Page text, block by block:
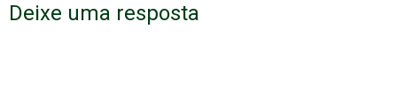
Deixe uma resposta